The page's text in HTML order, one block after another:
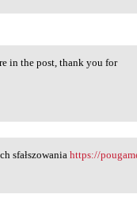
in the post, thank you for
sfałszowaniahttps://